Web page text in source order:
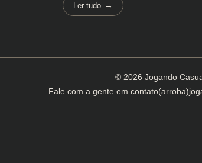
Ler tudo
© 2026 Jogando
Fale com a gente em